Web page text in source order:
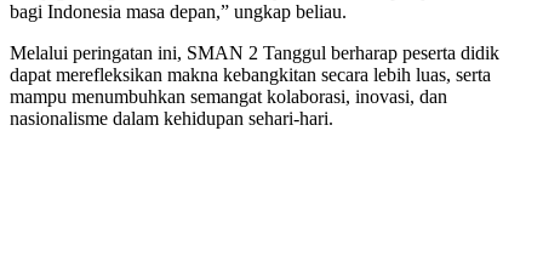
bagi Indonesia masa depan,” ungkap beliau.
Melalui peringatan ini, SMAN 2 Tanggul berharap peserta didik
dapat merefleksikan makna kebangkitan secara lebih luas, serta
mampu menumbuhkan semangat kolaborasi, inovasi, dan
nasionalisme dalam kehidupan sehari-hari.